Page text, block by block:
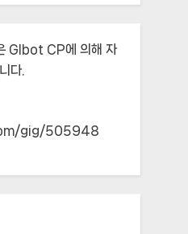
Glbot CP에 의해 자
다.
gig/505948